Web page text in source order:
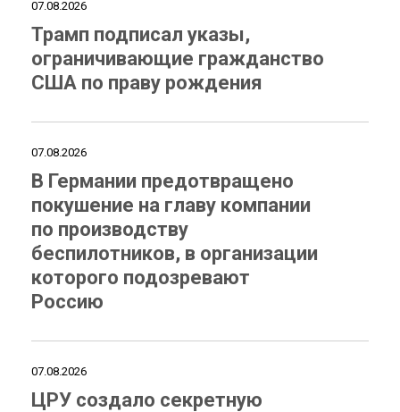
07.08.2026
Трамп подписал указы,
ограничивающие гражданство
США по праву рождения
07.08.2026
В Германии предотвращено
покушение на главу компании
по производству
беспилотников, в организации
которого подозревают
Россию
07.08.2026
ЦРУ создало секретную